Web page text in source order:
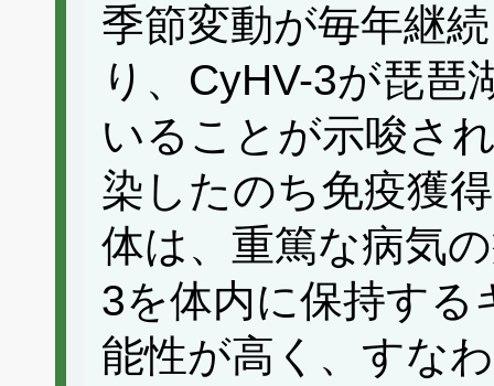
季節変動が毎年継
り、CyHV-3が琵琶
いることが示唆さ
染したのち免疫獲
体は、重篤な病気
3を体内に保持す
能性が高く、すな